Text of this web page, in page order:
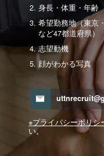
身長・体重・年齢
希望勤務地（東京
など47都道府県）
志望動機
顔がわかる写真
※プライバシーポリシ
い。